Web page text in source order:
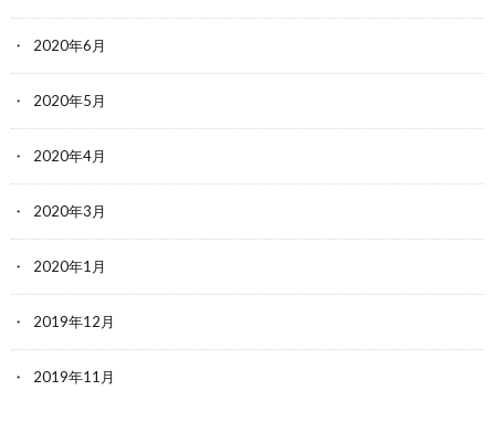
2020年6月
2020年5月
2020年4月
2020年3月
2020年1月
2019年12月
2019年11月